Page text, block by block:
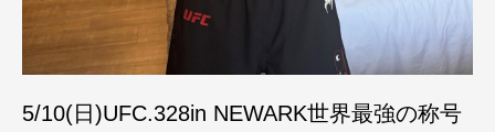
5/10(日)UFC.328in NEWARK世界最強の称号